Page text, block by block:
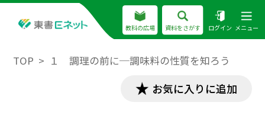
教科の広場 資料をさがす ログイン メニュー
TOP １ 調理の前に─調味料の性質を知ろう
お気に入りに追加